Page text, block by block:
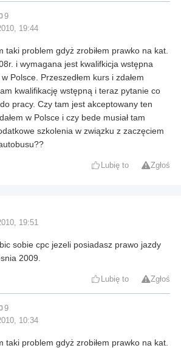
9
19:44
taki problem gdyż zrobiłem prawko na kat.
i wymagana jest kwalifkicja wstępna
Polsce. Przeszedłem kurs i zdałem
kwalifikację wstępną i teraz pytanie co
pracy. Czy tam jest akceptowany ten
w Polsce i czy bede musiał tam
szkolenia w związku z zaczęciem
Lubię to Zgłoś
19:51
sobie cpc jezeli posiadasz prawo jazdy
2009.
Lubię to Zgłoś
9
10:34
taki problem gdyż zrobiłem prawko na kat.